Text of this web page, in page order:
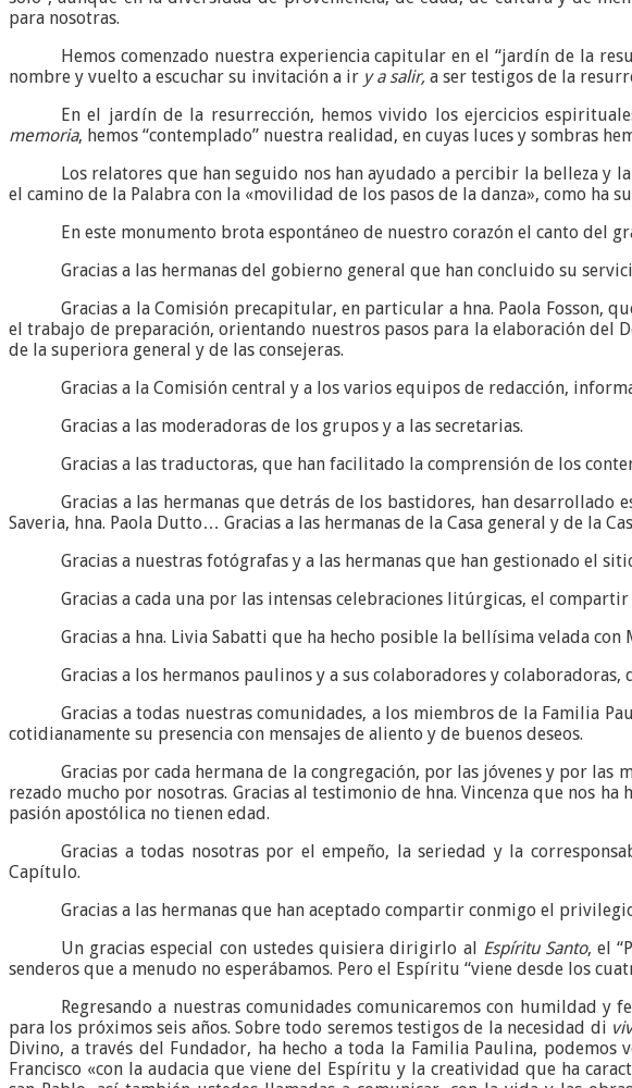
para nosotras.
Hemos comenzado nuestra experiencia capitular en el “jardín de la
nombre y vuelto a escuchar su invitación a ir y a salir, a ser testigos de la
En el jardín de la resurrección, hemos vivido los ejercicios
memoria, hemos “contemplado” nuestra realidad, en cuyas luces y sombras
Los relatores que han seguido nos han ayudado a percibir la belleza y
el camino de la Palabra con la «movilidad de los pasos de la danza», como ha
En este monumento brota espontáneo de nuestro corazón el canto del
Gracias a las hermanas del gobierno general que han concluido su
Gracias a la Comisión precapitular, en particular a hna. Paola Fosson,
el trabajo de preparación, orientando nuestros pasos para la elaboración
de la superiora general y de las consejeras.
Gracias a la Comisión central y a los varios equipos de redacción,
Gracias a las moderadoras de los grupos y a las secretarias.
Gracias a las traductoras, que han facilitado la comprensión de los
Gracias a las hermanas que detrás de los bastidores, han desarrollado
Saveria, hna. Paola Dutto… Gracias a las hermanas de la Casa general y de la
Gracias a nuestras fotógrafas y a las hermanas que han gestionado el
Gracias a cada una por las intensas celebraciones litúrgicas, el
Gracias a hna. Livia Sabatti que ha hecho posible la bellísima velada con
Gracias a los hermanos paulinos y a sus colaboradores y
Gracias a todas nuestras comunidades, a los miembros de la Familia
cotidianamente su presencia con mensajes de aliento y de buenos deseos.
Gracias por cada hermana de la congregación, por las jóvenes y por las
rezado mucho por nosotras. Gracias al testimonio de hna. Vincenza que nos
pasión apostólica no tienen edad.
Gracias a todas nosotras por el empeño, la seriedad y la
Capítulo.
Gracias a las hermanas que han aceptado compartir conmigo el
Un gracias especial con ustedes quisiera dirigirlo al Espíritu Santo, el
senderos que a menudo no esperábamos. Pero el Espíritu “viene desde los
Regresando a nuestras comunidades comunicaremos con humildad
para los próximos seis años. Sobre todo seremos testigos de la necesidad di
Divino, a través del Fundador, ha hecho a toda la Familia Paulina, podemos
Francisco «con la audacia que viene del Espíritu y la creatividad que ha